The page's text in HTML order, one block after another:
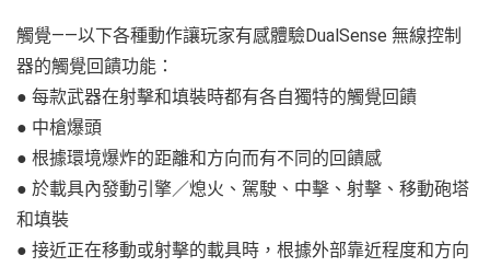
觸覺——以下各種動作讓玩家有感體驗DualSense 無線控制
器的觸覺回饋功能：
● 每款武器在射擊和填裝時都有各自獨特的觸覺回饋
● 中槍爆頭
● 根據環境爆炸的距離和方向而有不同的回饋感
● 於載具內發動引擎／熄火、駕駛、中擊、射擊、移動砲塔
和填裝
● 接近正在移動或射擊的載具時，根據外部靠近程度和方向